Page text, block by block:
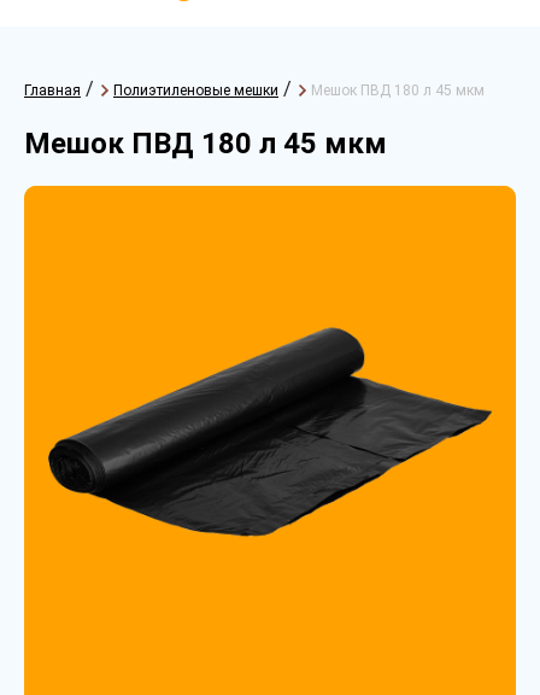
Главная / Полиэтиленовые мешки / Мешок ПВД 180 л 45 мкм
Мешок ПВД 180 л 45 мкм